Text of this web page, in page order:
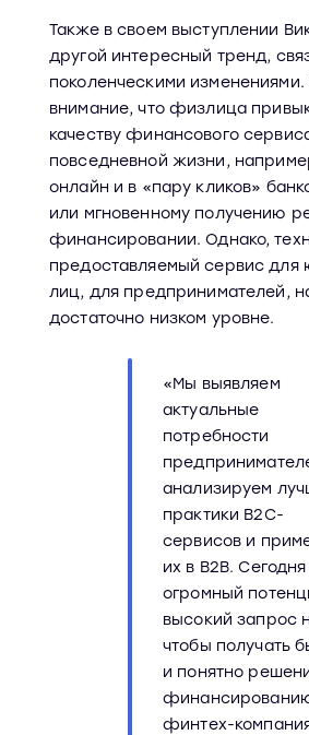
Также в своем выступлении
другой интересный тренд,
поколенческими
внимание, что физлица
качеству финансового
повседневной жизни,
онлайн и в «пару кликов»
или мгновенному получению
финансировании. Однако,
предоставляемый сервис для
лиц, для предпринимателей,
достаточно низком уровне.
«Мы выявляем
актуальные
потребности
анализируем
практики B2C-
сервисов и
их в B2B.
огромный
высокий запрос
чтобы получать
и понятно
финтех-